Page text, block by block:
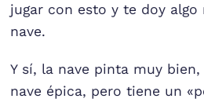
jugar con esto y te doy algo
nave.
Y sí, la nave pinta muy
nave épica, pero tiene un